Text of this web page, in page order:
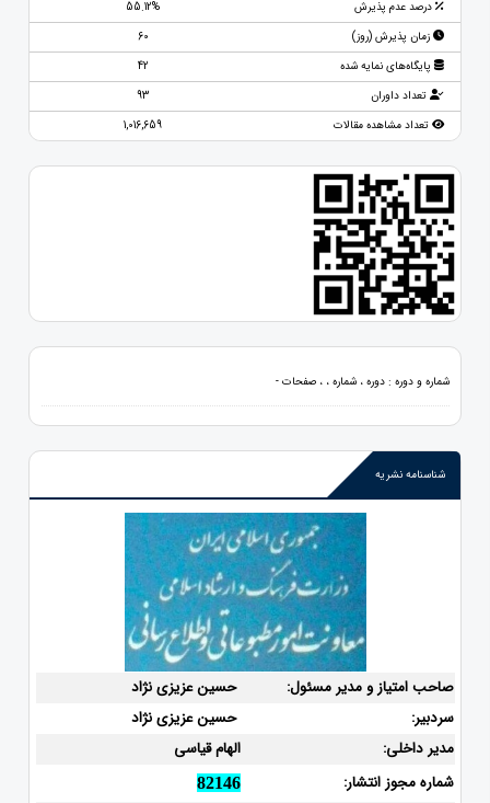
درصد عدم پذیرش
55.12%
زمان پذیرش (روز)
60
پایگاه‌های نمایه شده
42
تعداد داوران
93
تعداد مشاهده مقالات
1,016,659
شماره و دوره : دوره ، شماره ، ، صفحات -
شناسنامه نشریه
صاحب امتیاز و مدیر مسئول:
حسین عزیزی نژاد
سردبیر:
حسین عزیزی نژاد
مدیر داخلی:
الهام قیاسی
شماره مجوز انتشار:
82146